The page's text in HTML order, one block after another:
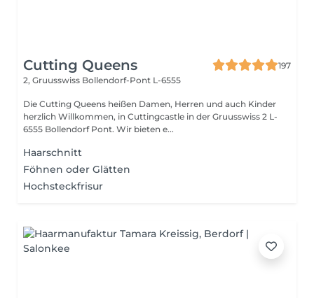
Cutting Queens
197
2, Gruusswiss Bollendorf-Pont L-6555
Die Cutting Queens heißen Damen, Herren und auch Kinder
herzlich Willkommen, in Cuttingcastle in der Gruusswiss 2 L-
6555 Bollendorf Pont. Wir bieten e...
Haarschnitt
Föhnen oder Glätten
Hochsteckfrisur